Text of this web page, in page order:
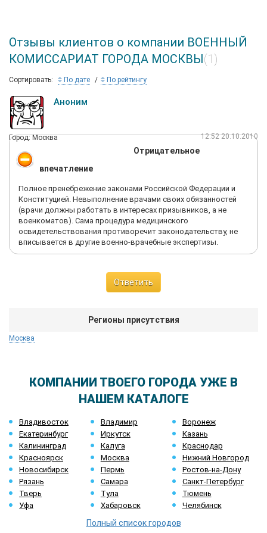
Отзывы клиентов о компании ВОЕННЫЙ
КОМИССАРИАТ ГОРОДА МОСКВЫ(1)
Сортировать: По дате По рейтингу
Аноним
Город: Москва 12:52 20.10.2010
Отрицательное
впечатление
Полное пренебрежение законами Российской Федерации и
Конституцией. Невыполнение врачами своих обязанностей
(врачи должны работать в интересах призывников, а не
военкоматов). Сама процедура медицинского
освидетельствования противоречит законодательству, не
вписывается в другие военно-врачебные экспертизы.
Ответить
Регионы присутствия
Москва
КОМПАНИИ ТВОЕГО ГОРОДА УЖЕ В
НАШЕМ КАТАЛОГЕ
Владивосток Владимир
Воронеж
Екатеринбург
Иркутск
Казань
Калининград
Калуга
Краснодар
Красноярск
Москва
Нижний Новгород
Новосибирск
Пермь
Ростов-на-Дону
Рязань
Самара
Санкт-Петербург
Тверь
Тула
Тюмень
Уфа
Хабаровск Челябинск
Полный список городов